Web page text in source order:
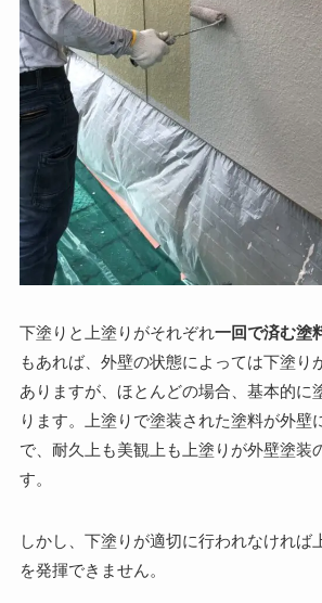
下塗りと上塗りがそれぞれ一回で済む塗
もあれば、外壁の状態によっては下塗り
ありますが、ほとんどの場合、基本的に
ります。上塗りで塗装された塗料が外壁
で、耐久上も美観上も上塗りが外壁塗装
す。
しかし、下塗りが適切に行われなければ
を発揮できません。